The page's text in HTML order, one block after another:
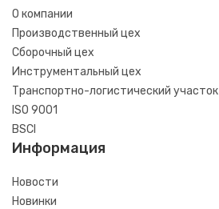
О компании
Производственный цех
Сборочный цех
Инструментальный цех
Транспортно-логистический участок
ISO 9001
BSCI
Информация
Новости
Новинки